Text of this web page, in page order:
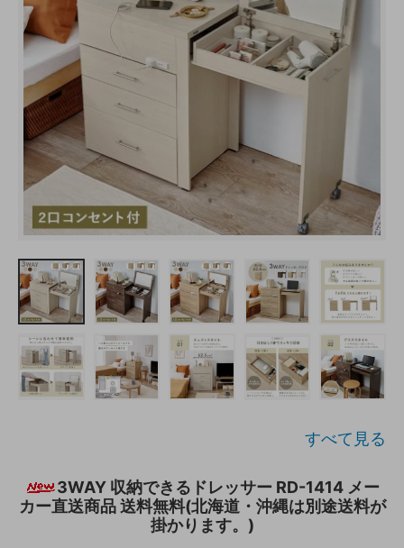
すべて見る
3WAY 収納できるドレッサー RD-1414 メー
カー直送商品 送料無料(北海道・沖縄は別途送料が
掛かります。)